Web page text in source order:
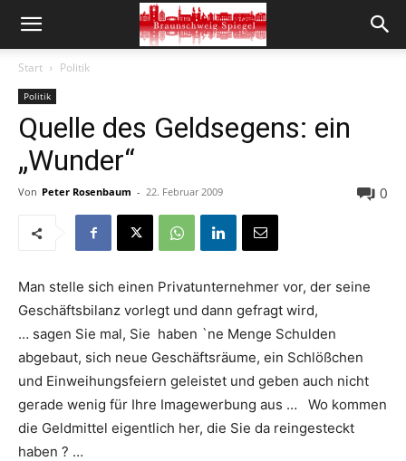
Start Politik
Politik
Quelle des Geldsegens: ein
„Wunder“
Von Peter Rosenbaum - 22. Februar 2009 0
Man stelle sich einen Privatunternehmer vor, der seine
Geschäftsbilanz vorlegt und dann gefragt wird,
… sagen Sie mal, Sie haben `ne Menge Schulden
abgebaut, sich neue Geschäftsräume, ein Schlößchen
und Einweihungsfeiern geleistet und geben auch nicht
gerade wenig für Ihre Imagewerbung aus … Wo kommen
die Geldmittel eigentlich her, die Sie da reingesteckt
haben ? …